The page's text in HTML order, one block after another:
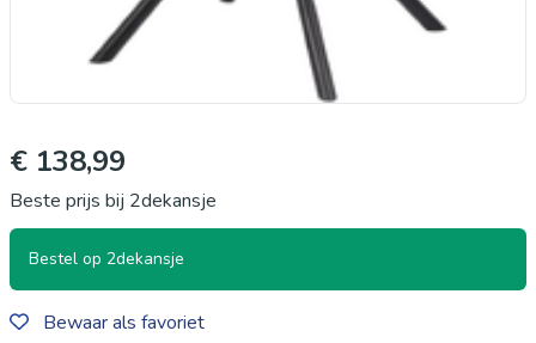
€ 138,99
Beste prijs bij 2dekansje
Bestel op 2dekansje
Bewaar als favoriet